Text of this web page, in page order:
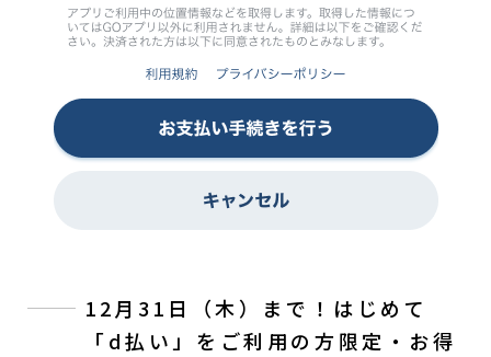
12月31日（木）まで！はじめて
「d払い」をご利用の方限定・お得